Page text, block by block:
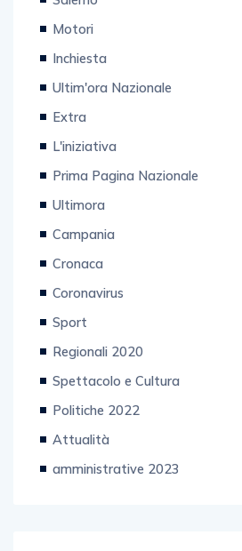
Motori
Inchiesta
Ultim'ora Nazionale
Extra
L'iniziativa
Prima Pagina Nazionale
Ultimora
Campania
Cronaca
Coronavirus
Sport
Regionali 2020
Spettacolo e Cultura
Politiche 2022
Attualità
amministrative 2023